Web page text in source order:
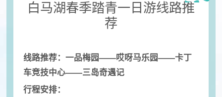
白马湖春季踏青一日游线路推
荐
线路推荐：一品梅园——哎呀马乐园——卡丁
车竞技中心——三岛奇遇记
行程安排：